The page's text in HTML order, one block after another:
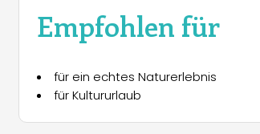
Der Campingplatz bietet
für bis zu sechs Personen geeignet
Wohnzimmer mit TV
runden das Angebot ab. Kostenloses
Unterkunft.
Empfohlen für
für ein echtes Naturerlebnis
für Kultururlaub